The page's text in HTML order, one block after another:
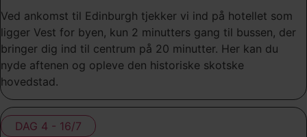
Ved ankomst til Edinburgh tjekker vi ind på hotellet som
ligger Vest for byen, kun 2 minutters gang til bussen, der
bringer dig ind til centrum på 20 minutter. Her kan du
nyde aftenen og opleve den historiske skotske
hovedstad.
DAG 4 - 16/7